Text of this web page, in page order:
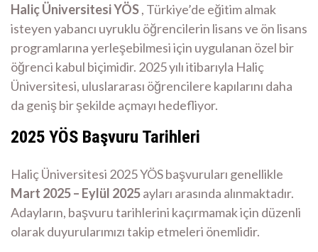
Haliç Üniversitesi YÖS, Türkiye’de eğitim almak
isteyen yabancı uyruklu öğrencilerin lisans ve ön lisans
programlarına yerleşebilmesi için uygulanan özel bir
öğrenci kabul biçimidir. 2025 yılı itibarıyla Haliç
Üniversitesi, uluslararası öğrencilere kapılarını daha
da geniş bir şekilde açmayı hedefliyor.
2025 YÖS Başvuru Tarihleri
Haliç Üniversitesi 2025 YÖS başvuruları genellikle
Mart 2025 – Eylül 2025ayları arasında alınmaktadır.
Adayların, başvuru tarihlerini kaçırmamak için düzenli
olarak duyurularımızı takip etmeleri önemlidir.